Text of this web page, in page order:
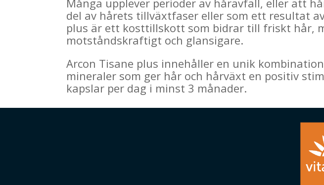
del av hårets tillväxtfaser eller som ett resultat
plus är ett kosttillskott som bidrar till friskt hår,
motståndskraftigt och glansigare.
Arcon Tisane plus innehåller en unik
mineraler som ger hår och hårväxt en positiv
kapslar per dag i minst 3 månader.